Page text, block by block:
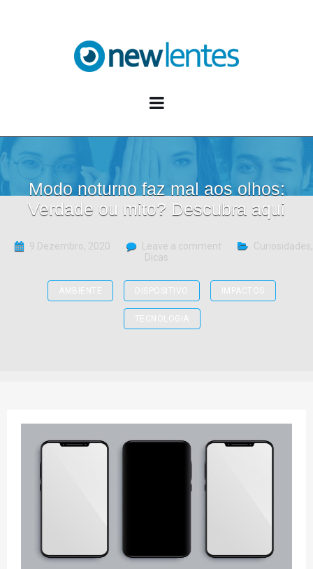
Modo noturno faz mal aos olhos:
Verdade ou mito? Descubra aqui
9 Dezembro, 2020 Leave a comment Curiosidades,
Dicas
AMBIENTE DISPOSITIVO IMPACTOS
TECNOLOGIA